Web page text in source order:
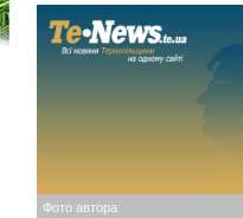
Фото автора